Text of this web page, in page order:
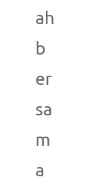
ah
b
er
sa
m
a